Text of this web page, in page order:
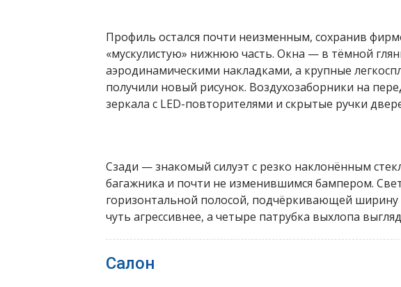
Профиль остался почти неизменным, сохранив
«мускулистую» нижнюю часть. Окна — в тёмной
аэродинамическими накладками, а крупные
получили новый рисунок. Воздухозаборники на
зеркала с LED-повторителями и скрытые ручки
Сзади — знакомый силуэт с резко наклонённым
багажника и почти не изменившимся бампером.
горизонтальной полосой, подчёркивающей ширину
чуть агрессивнее, а четыре патрубка выхлопа
Салон